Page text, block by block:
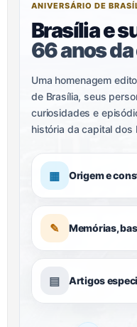
ANIVERSÁRIO DE
Brasília e
66 anos
Uma homenagem
de Brasília, seus
curiosidades e
história da capital dos
▦ Origem e
✎ Memórias,
▤ Artigos